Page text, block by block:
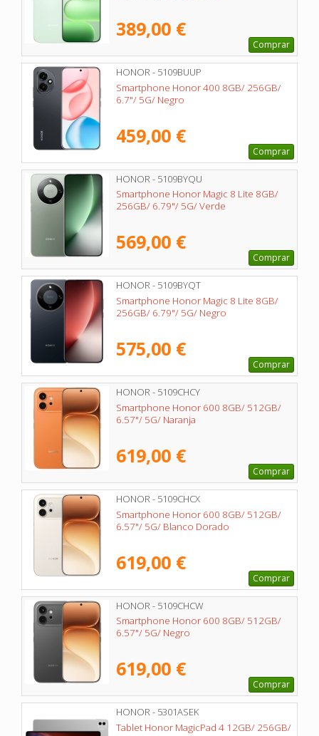
389,00 €
Comprar
HONOR - 5109BUUP
Smartphone Honor 400 8GB/ 256GB/
6.7"/ 5G/ Negro
459,00 €
Comprar
HONOR - 5109BYQU
Smartphone Honor Magic 8 Lite 8GB/
256GB/ 6.79"/ 5G/ Verde
569,00 €
Comprar
HONOR - 5109BYQT
Smartphone Honor Magic 8 Lite 8GB/
256GB/ 6.79"/ 5G/ Negro
575,00 €
Comprar
HONOR - 5109CHCY
Smartphone Honor 600 8GB/ 512GB/
6.57"/ 5G/ Naranja
619,00 €
Comprar
HONOR - 5109CHCX
Smartphone Honor 600 8GB/ 512GB/
6.57"/ 5G/ Blanco Dorado
619,00 €
Comprar
HONOR - 5109CHCW
Smartphone Honor 600 8GB/ 512GB/
6.57"/ 5G/ Negro
619,00 €
Comprar
HONOR - 5301ASEK
Tablet Honor MagicPad 4 12GB/ 256GB/